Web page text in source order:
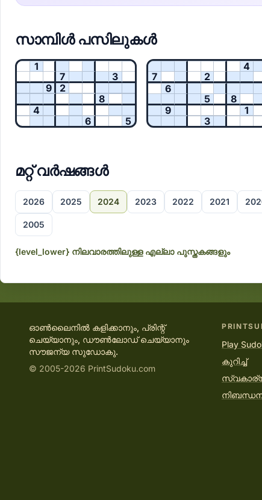
സാമ്പിൾ പസിലുകൾ
1
7
3
9
2
8
4
6
5
4
7
2
6
5
8
9
1
3
മറ്റ് വർഷങ്ങൾ
2026 2025 2024 2023 2022 2021
2005
{level_lower} നിലവാരത്തിലുള്ള എല്ലാ പുസ്തകങ്ങളും
ഓൺലൈനിൽ കളിക്കാനും, പ്രിന്റ്
ചെയ്യാനും, ഡൗൺലോഡ് ചെയ്യാനും
സൗജന്യ സുഡോകു.
© 2005-2026 PrintSudoku.com
Play
കുറിച്ച്